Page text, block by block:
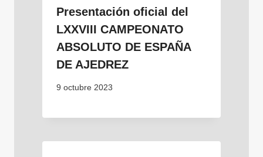
Presentación oficial del
LXXVIII CAMPEONATO
ABSOLUTO DE ESPAÑA
DE AJEDREZ
9 octubre 2023